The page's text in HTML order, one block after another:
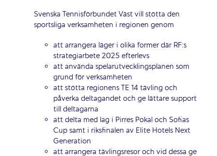
Svenska Tennisförbundet Väst vill stötta den
sportsliga verksamheten i regionen genom
att arrangera läger i olika former där RF:s
strategiarbete 2025 efterlevs
att använda spelarutvecklingsplanen som
grund för verksamheten
att stötta regionens TE 14 tävling och
påverka deltagandet och ge lättare support
till deltagarna
att delta med lag i Pirres Pokal och Sofias
Cup samt i riksfinalen av Elite Hotels Next
Generation
att arrangera tävlingsresor och vid dessa ge